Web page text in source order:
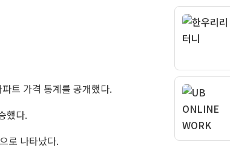
트 가격 통계를 공개했다.
했다.
로 나타났다.